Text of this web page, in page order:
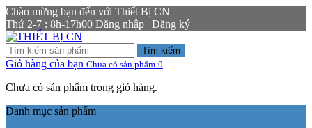
Chào mừng bạn đến với Thiết Bị CN
Thứ 2-7 : 8h-17h00 Đăng nhập | Đăng ký
Tìm kiếm
Giỏ hàng của bạn Chưa có sản phẩm 0
Chưa có sản phẩm trong giỏ hàng.
Danh mục sản phẩm